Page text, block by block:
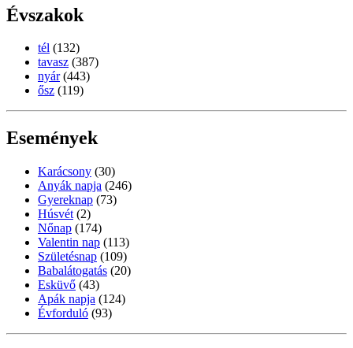
Évszakok
tél (132)
tavasz (387)
nyár (443)
ősz (119)
Események
Karácsony (30)
Anyák napja (246)
Gyereknap (73)
Húsvét (2)
Nőnap (174)
Valentin nap (113)
Születésnap (109)
Babalátogatás (20)
Esküvő (43)
Apák napja (124)
Évforduló (93)